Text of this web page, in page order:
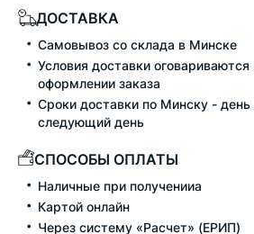
ДОСТАВКА
Самовывоз со склада в Минске
Условия доставки
оформлении заказа
Сроки доставки по Минску - день
следующий день
СПОСОБЫ ОПЛАТЫ
Наличные при полученииа
Картой онлайн
Через систему «Расчет» (ЕРИП)